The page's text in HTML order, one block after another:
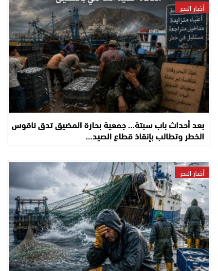
أخبار البحر
بعد أحداث باب سبتة… جمعية بحارة المضيق تدق ناقوس
الخطر وتطالب بإنقاذ قطاع الصيد…
أخبار البحر